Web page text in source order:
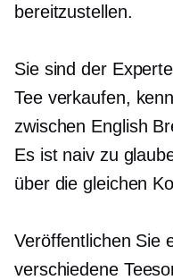
bereitzustellen.
Sie sind der
Tee verkaufen,
zwischen English
Es ist naiv zu
über die gleichen
Veröffentlichen Sie
verschiedene